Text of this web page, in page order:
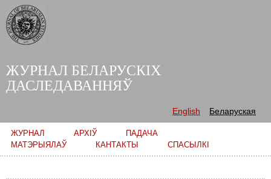
ЖУРНАЛ БЕЛАРУСКІХ
ДАСЛЕДАВАННЯЎ
English Беларуская
Main menu
ЖУРНАЛ АРХІЎ
ПАДАЧА
МАТЭРЫЯЛАЎ
КАНТАКТЫ СПАСЫЛКІ